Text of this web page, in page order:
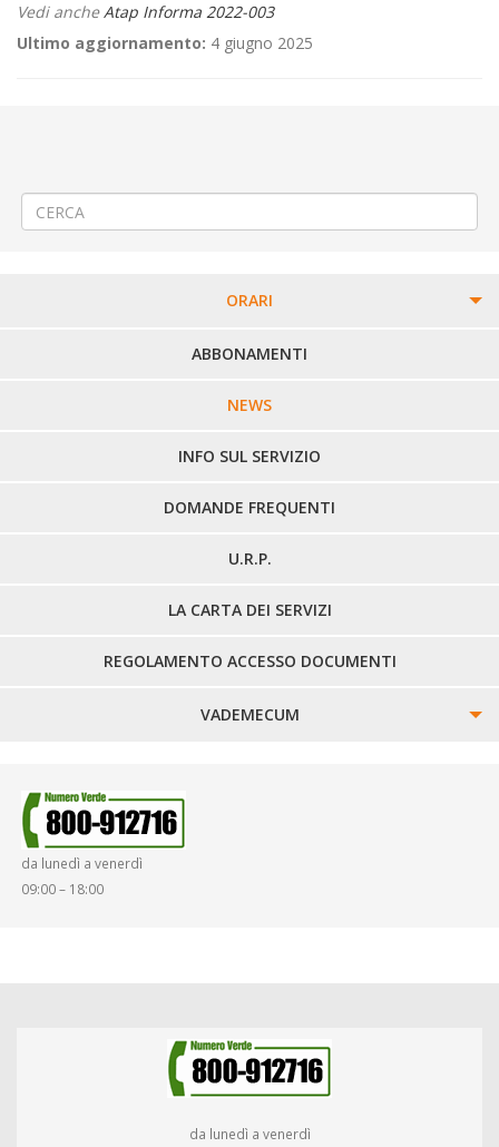
Vedi ancheAtap Informa 2022-003
Ultimo aggiornamento: 4 giugno 2025
ORARI
PERCORSI URBANI IN BIELLA
LINEE URBANE VERCELLI
LINEE EXTRAURBANE
ABBONAMENTI
NEWS
INFO SUL SERVIZIO
DOMANDE FREQUENTI
U.R.P.
LA CARTA DEI SERVIZI
REGOLAMENTO ACCESSO DOCUMENTI
VADEMECUM
SMARRIMENTO OGGETTI
da lunedì a venerdì
09:00 – 18:00
da lunedì a venerdì